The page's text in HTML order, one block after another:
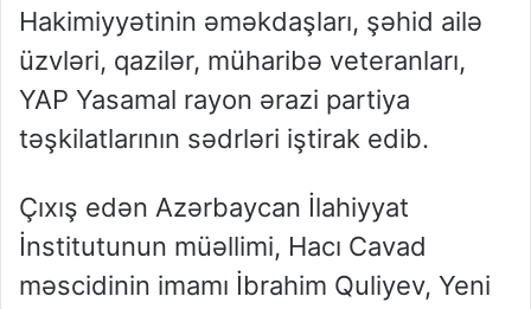
Hakimiyyətinin əməkdaşları, şəhid ailə
üzvləri, qazilər, müharibə veteranları,
YAP Yasamal rayon ərazi partiya
təşkilatlarının sədrləri iştirak edib.
Çıxış edən Azərbaycan İlahiyyat
İnstitutunun müəllimi, Hacı Cavad
məscidinin imamı İbrahim Quliyev, Yeni